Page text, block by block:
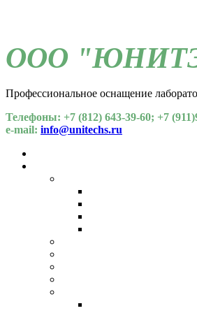
ООО
Профессиональное оснащение
Телефоны: +7 (812) 643-39-60; +7
e-mail: info@unitechs.ru